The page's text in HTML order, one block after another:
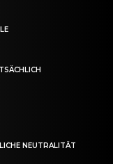
NEUTRALITÄT